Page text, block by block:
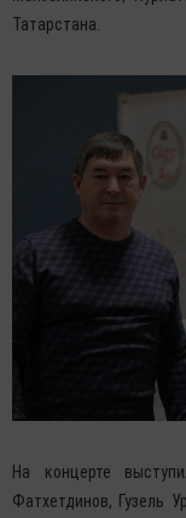
Татарстана.
На концерте
Фатхетдинов, Гузель